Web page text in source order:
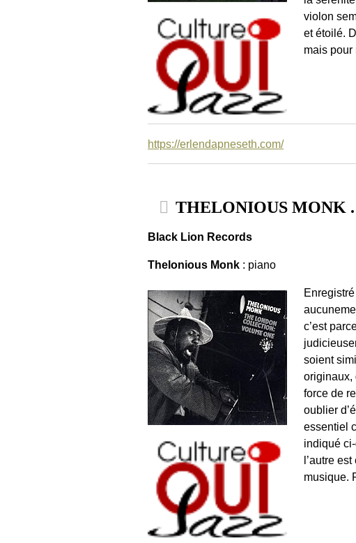
violon
et étoilé.
mais pour
https://erlendapneseth.com/
THELONIOUS MONK .
Black Lion Records
Thelonious Monk : piano
c’est
soient
originaux,
force de
oublier
essentiel
indiqué
l’autre
musique.